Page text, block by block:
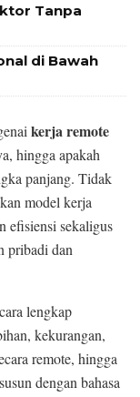
Tanpa
di Bawah
kerja remote
hingga apakah
panjang. Tidak
model kerja
efisiensi sekaligus
pribadi dan
lengkap
kekurangan,
remote, hingga
dengan bahasa